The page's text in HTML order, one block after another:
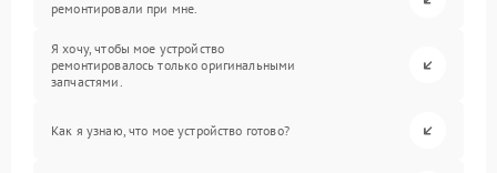
ремонтировали при мне.
Я хочу, чтобы мое устройство
ремонтировалось только оригинальными
запчастями.
Как я узнаю, что мое устройство готово?